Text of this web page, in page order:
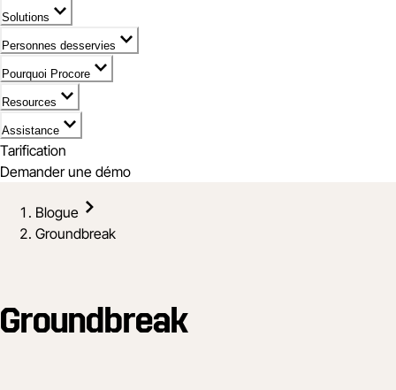
Solutions
Personnes desservies
Pourquoi Procore
Resources
Assistance
Tarification
Demander une démo
Blogue
Groundbreak
Groundbreak